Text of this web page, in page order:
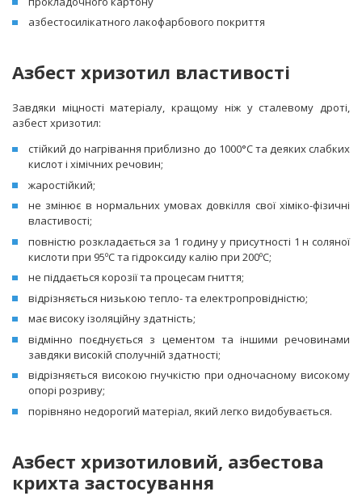
азбестосилікатного лакофарбового покриття
Азбест хризотил властивості
Завдяки міцності матеріалу, кращому ніж у сталевому дроті,
азбест хризотил:
стійкий до нагрівання приблизно до 1000°C та деяких слабких
кислот і хімічних речовин;
жаростійкий;
не змінює в нормальних умовах довкілля свої хіміко-фізичні
властивості;
повністю розкладається за 1 годину у присутності 1 н соляної
кислоти при 95ºC та гідроксиду калію при 200ºC;
не піддається корозії та процесам гниття;
відрізняється низькою тепло- та електропровідністю;
має високу ізоляційну здатність;
відмінно поєднується з цементом та іншими речовинами
завдяки високій сполучній здатності;
відрізняється високою гнучкістю при одночасному високому
опорі розриву;
порівняно недорогий матеріал, який легко видобувається.
Азбест хризотиловий, азбестова
крихта застосування